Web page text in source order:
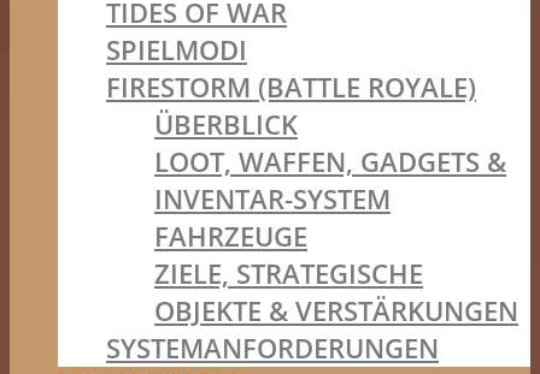
TIDES OF WAR
SPIELMODI
FIRESTORM (BATTLE ROYALE)
ÜBERBLICK
LOOT, WAFFEN, GADGETS &
INVENTAR-SYSTEM
FAHRZEUGE
ZIELE, STRATEGISCHE
OBJEKTE & VERSTÄRKUNGEN
SYSTEMANFORDERUNGEN